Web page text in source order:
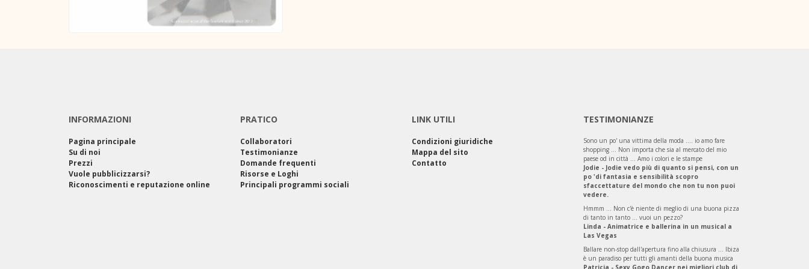
INFORMAZIONI
Pagina principale
Su di noi
Prezzi
Vuole pubblicizzarsi?
Riconoscimenti e reputazione online
PRATICO
Collaboratori
Testimonianze
Domande frequenti
Risorse e Loghi
Principali programmi sociali
LINK UTILI
Condizioni giuridiche
Mappa del sito
Contatto
TESTIMONIANZE
Sono un po' una vittima della moda .... io amo fare
shopping ... Non importa che sia al mercato del mio
paese od in città ... Amo i colori e le stampe
Jodie - Jodie vedo più di quanto si pensi, con un
po 'di fantasia e sensibilità scopro
sfaccettature del mondo che non tu non puoi
vedere.
Hmmm ... Non c'è niente di meglio di una buona pizza
di tanto in tanto ... vuoi un pezzo?
Linda - Animatrice e ballerina in un musical a
Las Vegas
Ballare non-stop dall'apertura fino alla chiusura ... Ibiza
è un paradiso per tutti gli amanti della buona musica
Patricia - Sexy Gogo Dancer nei migliori club di